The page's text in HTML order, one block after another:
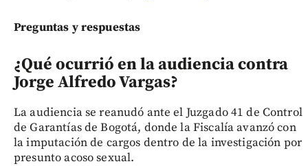
Preguntas y respuestas
¿Qué ocurrió en la audiencia contra
Jorge Alfredo Vargas?
La audiencia se reanudó ante el Juzgado 41 de Control
de Garantías de Bogotá, donde la Fiscalía avanzó con
la imputación de cargos dentro de la investigación por
presunto acoso sexual.